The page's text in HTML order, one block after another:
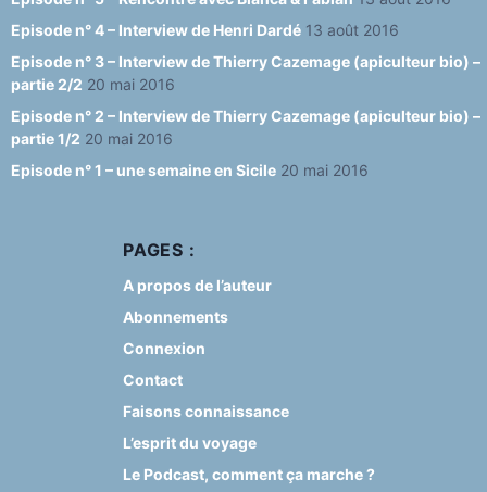
Episode n° 4 – Interview de Henri Dardé 13 août 2016
Episode n° 3 – Interview de Thierry Cazemage (apiculteur bio) –
partie 2/2 20 mai 2016
Episode n° 2 – Interview de Thierry Cazemage (apiculteur bio) –
partie 1/2 20 mai 2016
Episode n° 1 – une semaine en Sicile 20 mai 2016
PAGES :
A propos de l’auteur
Abonnements
Connexion
Contact
Faisons connaissance
L’esprit du voyage
Le Podcast, comment ça marche ?